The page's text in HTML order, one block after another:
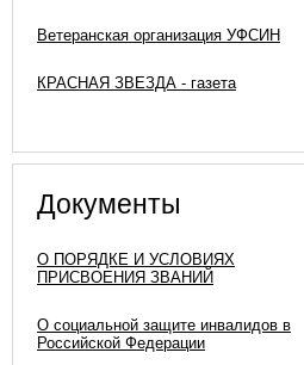
Ветеранская организация УФСИН
КРАСНАЯ ЗВЕЗДА - газета
Документы
О ПОРЯДКЕ И УСЛОВИЯХ
ПРИСВОЕНИЯ ЗВАНИЙ
О социальной защите инвалидов в
Российской Федерации